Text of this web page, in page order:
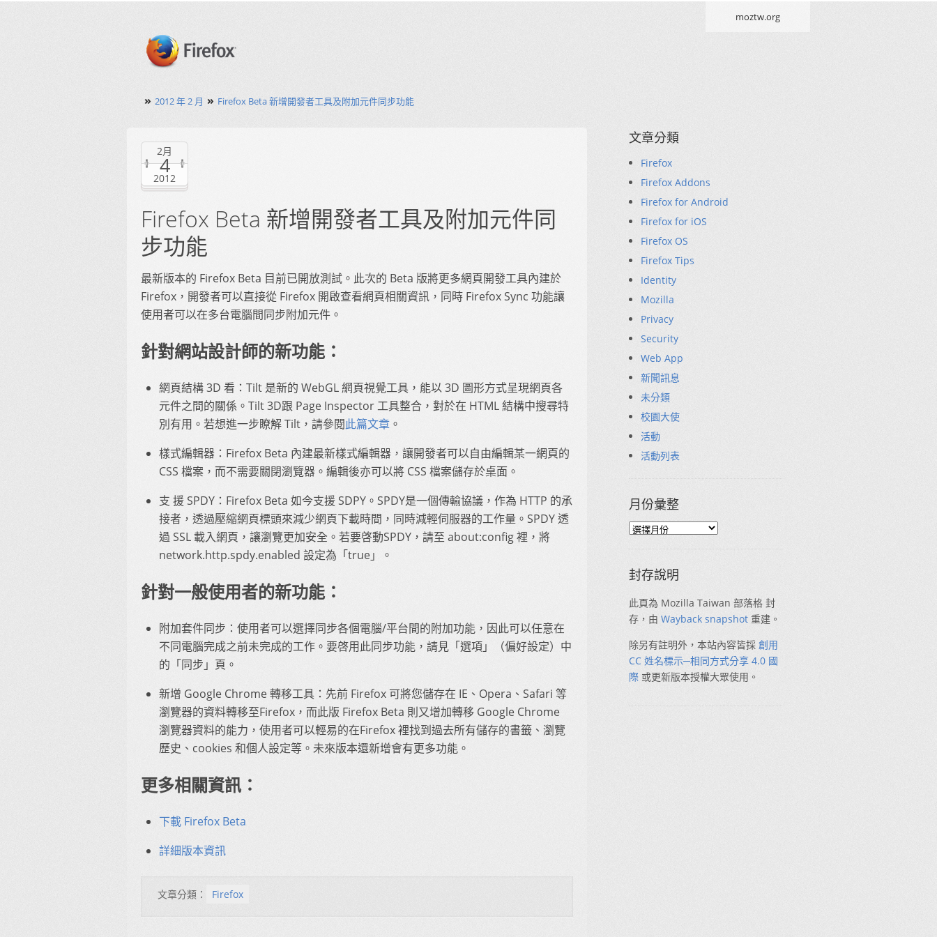
moztw.org
» 2012 年 2 月 » Firefox Beta 新增開發者工具及附加元件同步功能
2月
4
2012
Firefox Beta 新增開發者工具及附加元件同
步功能
最新版本的 Firefox Beta 目前已開放測試。此次的 Beta 版將更多網頁開發工具內建於
Firefox，開發者可以直接從 Firefox 開啟查看網頁相關資訊，同時 Firefox Sync 功能讓
使用者可以在多台電腦間同步附加元件。
針對網站設計師的新功能：
網頁結構 3D 看：Tilt 是新的 WebGL 網頁視覺工具，能以 3D 圖形方式呈現網頁各
元件之間的關係。Tilt 3D跟 Page Inspector 工具整合，對於在 HTML 結構中搜尋特
別有用。若想進一步瞭解 Tilt，請參閱此篇文章。
樣式編輯器：Firefox Beta 內建最新樣式編輯器，讓開發者可以自由編輯某一網頁的
CSS 檔案，而不需要關閉瀏覽器。編輯後亦可以將 CSS 檔案儲存於桌面。
支 援 SPDY：Firefox Beta 如今支援 SDPY。SPDY是一個傳輸協議，作為 HTTP 的承
接者，透過壓縮網頁標頭來減少網頁下載時間，同時減輕伺服器的工作量。SPDY 透
過 SSL 載入網頁，讓瀏覽更加安全。若要啓動SPDY，請至 about:config 裡，將
network.http.spdy.enabled 設定為「true」。
針對一般使用者的新功能：
附加套件同步：使用者可以選擇同步各個電腦/平台間的附加功能，因此可以任意在
不同電腦完成之前未完成的工作。要啓用此同步功能，請見「選項」（偏好設定）中
的「同步」頁。
新增 Google Chrome 轉移工具：先前 Firefox 可將您儲存在 IE、Opera、Safari 等
瀏覽器的資料轉移至Firefox，而此版 Firefox Beta 則又增加轉移 Google Chrome
瀏覽器資料的能力，使用者可以輕易的在Firefox 裡找到過去所有儲存的書籤、瀏覽
歷史、cookies 和個人設定等。未來版本還新增會有更多功能。
更多相關資訊：
下載 Firefox Beta
詳細版本資訊
文章分類： Firefox
文章分類
Firefox
Firefox Addons
Firefox for Android
Firefox for iOS
Firefox OS
Firefox Tips
Identity
Mozilla
Privacy
Security
Web App
新聞訊息
未分類
校園大使
活動
活動列表
月份彙整
封存說明
此頁為 Mozilla Taiwan 部落格 封
存，由 Wayback snapshot 重建。
除另有註明外，本站內容皆採 創用
CC 姓名標示─相同方式分享 4.0 國
際 或更新版本授權大眾使用。